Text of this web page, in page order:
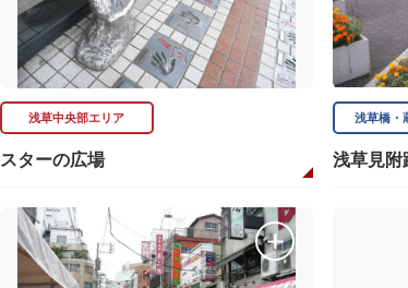
浅草中央部エリア
スターの広場
浅草橋・
浅草見附